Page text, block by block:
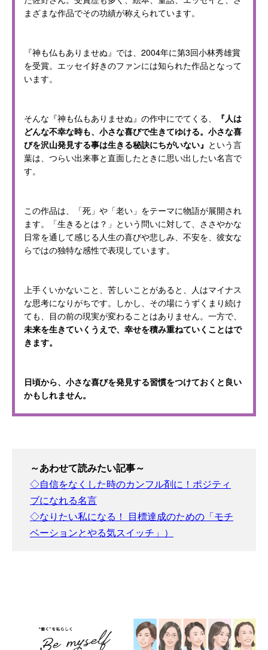
まざまな作品でその功績が称えられています。
『神も仏もありませぬ』では、2004年に第3回小林秀雄賞
を受賞。エッセイ好きのファンには知られた作品となって
います。
そんな『神も仏もありませぬ』の作中にでてくる、
『人は
どんな不幸な時も、小さな喜びで生きてゆける。小さな喜
びを沢山発見する事は生きる秘訣にちがいない』 という言
葉は、つらい出来事と直面したときに思い出したい名言で
す。
この作品は、「死」や「老い」をテーマに物語が展開され
ます。「生きるとは？」という問いに対して、ささやかな
日常を通して感じる人生の喜びや悲しみ、不安を、彼女な
らではの独特な感性で表現しています。
上手くいかないこと、苦しいことがあると、人はマイナス
な思考になりがちです。しかし、その場にうずくまり続け
ても、目の前の現実が変わることはありません。一方で、
未来を生きていくうえで、幸せを積み重ねていくことはで
きます。
日頃から、小さな喜びを発見する習慣をつけておくと良い
かもしれません。
～あわせて読みたい記事～
◇自信をなくした時のカンフル剤に！ポジティ
ブになれる名言
◇なりたい私になる！ 目標達成のための「モチ
ベーションとやる気スイッチ」）